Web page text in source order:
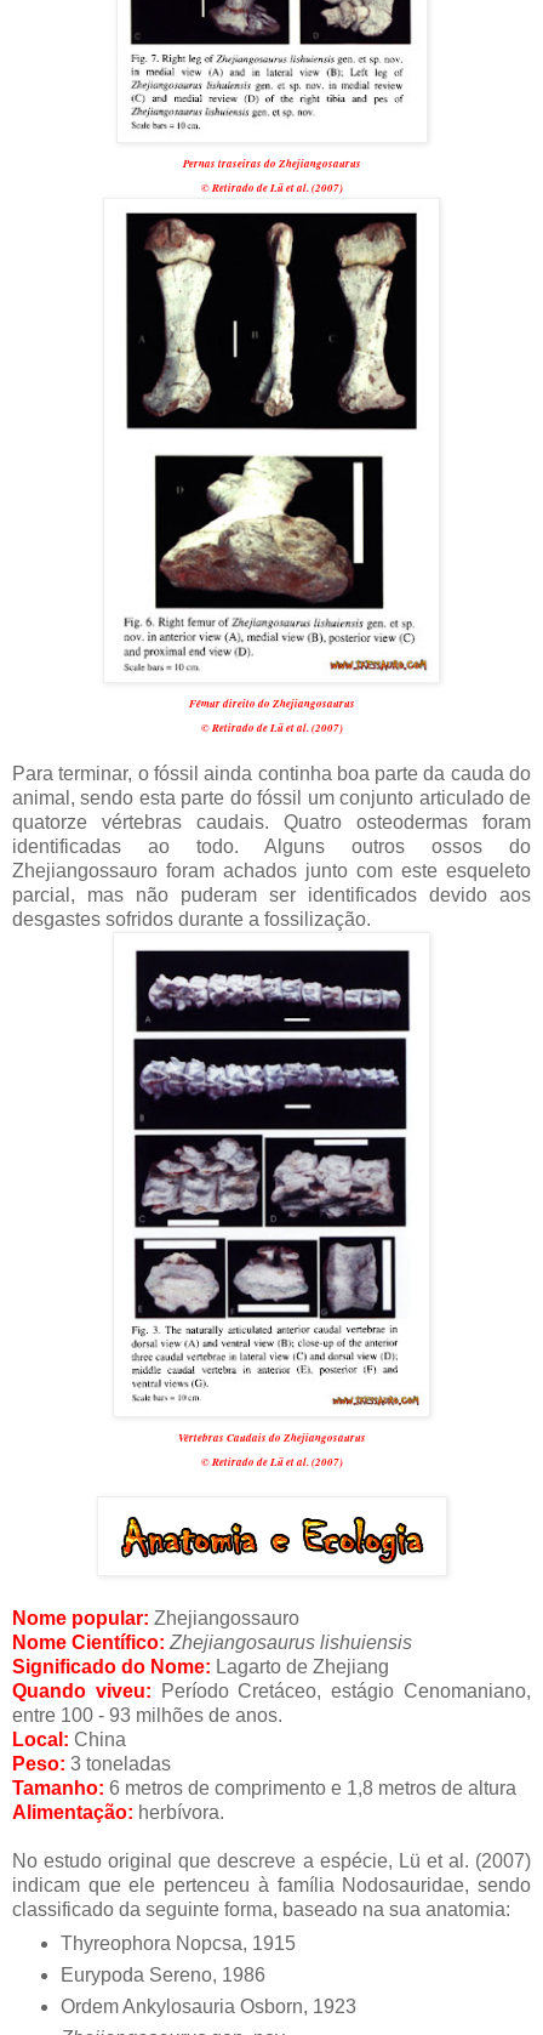
Pernas traseiras do Zhejiangosaurus
© Retirado de Lü et al. (2007)
Fêmur direito do Zhejiangosaurus
© Retirado de Lü et al. (2007)
Para terminar, o fóssil ainda continha boa parte da cauda do
animal, sendo esta parte do fóssil um conjunto articulado de
quatorze vértebras caudais. Quatro osteodermas foram
identificadas ao todo. Alguns outros ossos do
Zhejiangossauro foram achados junto com este esqueleto
parcial, mas não puderam ser identificados devido aos
desgastes sofridos durante a fossilização.
Vértebras Caudais do Zhejiangosaurus
© Retirado de Lü et al. (2007)
Nome popular: Zhejiangossauro
Nome Científico: Zhejiangosaurus lishuiensis
Significado do Nome: Lagarto de Zhejiang
Quando viveu: Período Cretáceo, estágio Cenomaniano,
entre 100 - 93 milhões de anos.
Local: China
Peso: 3 toneladas
Tamanho: 6 metros de comprimento e 1,8 metros de altura
Alimentação: herbívora.
No estudo original que descreve a espécie, Lü et al. (2007)
indicam que ele pertenceu à família Nodosauridae, sendo
classificado da seguinte forma, baseado na sua anatomia:
Thyreophora Nopcsa, 1915
Eurypoda Sereno, 1986
Ordem Ankylosauria Osborn, 1923